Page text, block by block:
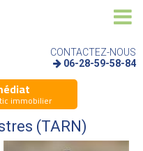
CONTACTEZ-NOUS
06-28-59-58-84
immobilier
(TARN)